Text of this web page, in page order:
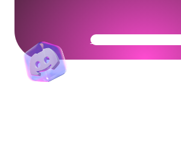
Get Your Community